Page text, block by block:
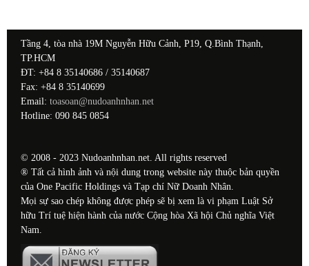
Tầng 4, tòa nhà 19M Nguyễn Hữu Cảnh, P19, Q.Bình Thạnh,
TP.HCM
ĐT: +84 8 35140686 / 35140687
Fax: +84 8 35140699
Email: toasoan@nudoanhnhan.net
Hotline: 090 845 0854
© 2008 - 2023 Nudoanhnhan.net. All rights reserved
® Tất cả hình ảnh và nội dung trong website này thuộc bản quyền
của One Pacific Holdings và Tạp chí Nữ Doanh Nhân.
Mọi sự sao chép không được phép sẽ bị xem là vi phạm Luật Sở
hữu Trí tuệ hiện hành của nước Cộng hòa Xã hội Chủ nghĩa Việt
Nam.